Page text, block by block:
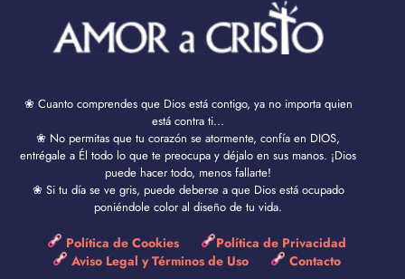
❀ Cuanto comprendes que Dios está contigo, ya no importa quien
está contra ti...
❀ No permitas que tu corazón se atormente, confía en DIOS,
entrégale a Él todo lo que te preocupa y déjalo en sus manos. ¡Dios
puede hacer todo, menos fallarte!
❀ Si tu día se ve gris, puede deberse a que Dios está ocupado
poniéndole color al diseño de tu vida.
Política de Cookies
Política de Privacidad
Aviso Legal y Términos de Uso
Contacto